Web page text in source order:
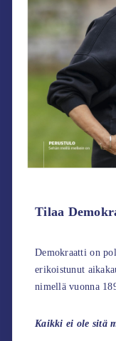
Tilaa
Demokraatti on
erikoistunut
nimellä vuonna
Kaikki ei ole sitä